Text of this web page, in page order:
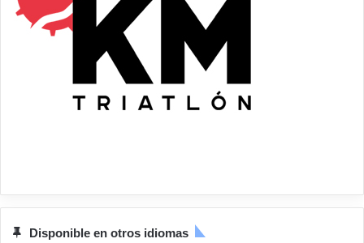
Disponible en otros idiomas